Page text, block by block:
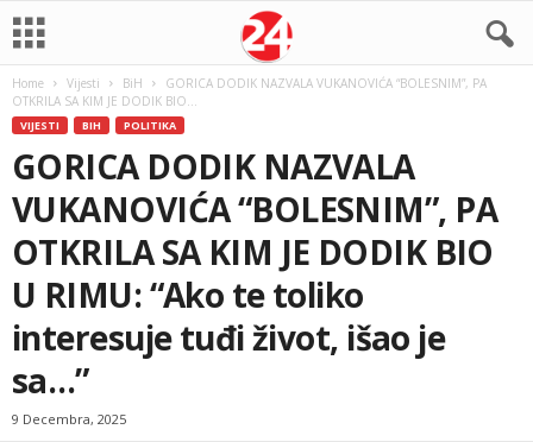
Home Vijesti BiH
GORICA DODIK NAZVALA VUKANOVIĆA “BOLESNIM”, PA
OTKRILA SA KIM JE DODIK BIO...
VIJESTI BIH POLITIKA
GORICA DODIK NAZVALA
VUKANOVIĆA “BOLESNIM”, PA
OTKRILA SA KIM JE DODIK BIO
U RIMU: “Ako te toliko
interesuje tuđi život, išao je
sa…”
9 Decembra, 2025